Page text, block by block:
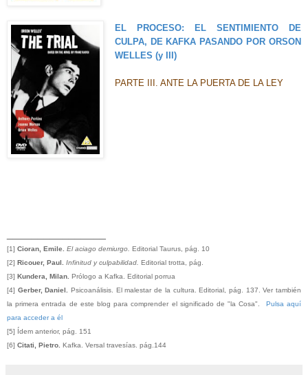
EL PROCESO: EL SENTIMIENTO DE
CULPA, DE KAFKA PASANDO POR ORSON
WELLES (y III)
PARTE III. ANTE LA PUERTA DE LA LEY
[1] Cioran, Emile. El aciago demiurgo. Editorial Taurus, pág. 10
[2] Ricouer, Paul. Infinitud y culpabilidad. Editorial trotta, pág.
[3] Kundera, Milan. Prólogo a Kafka. Editorial porrua
[4] Gerber, Daniel.
Psicoanálisis. El malestar de la cultura. Editorial, pág. 137. Ver también
la primera entrada de este blog para comprender el significado de "la Cosa". Pulsa aquí
para acceder a él
[5] Ídem anterior, pág. 151
[6] Citati, Pietro. Kafka. Versal travesías. pág.144